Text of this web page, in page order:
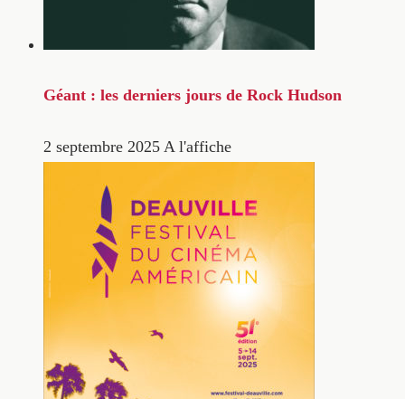
Géant : les derniers jours de Rock Hudson
2 septembre 2025 A l'affiche